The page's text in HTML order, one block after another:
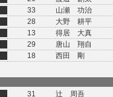
33
山瀬 功治
28
大野 耕平
13
得居 大真
29
唐山 翔自
18 西田 剛
31
辻 周吾